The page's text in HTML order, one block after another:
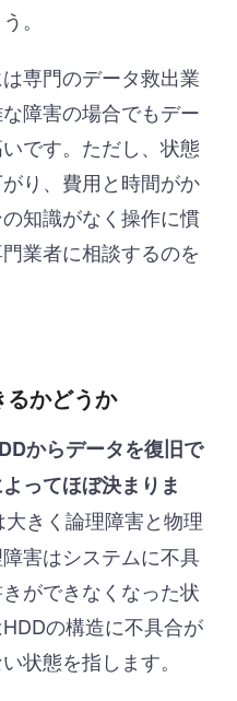
。
専門のデータ救出業
障害の場合でもデー
です。ただし、状態
り、費用と時間がか
知識がなく操作に慣
業者に相談するのを
るかどうか
からデータを復旧で
ってほぼ決まりま
きく論理障害と物理
害はシステムに不具
ができなくなった状
の構造に不具合が
状態を指します。